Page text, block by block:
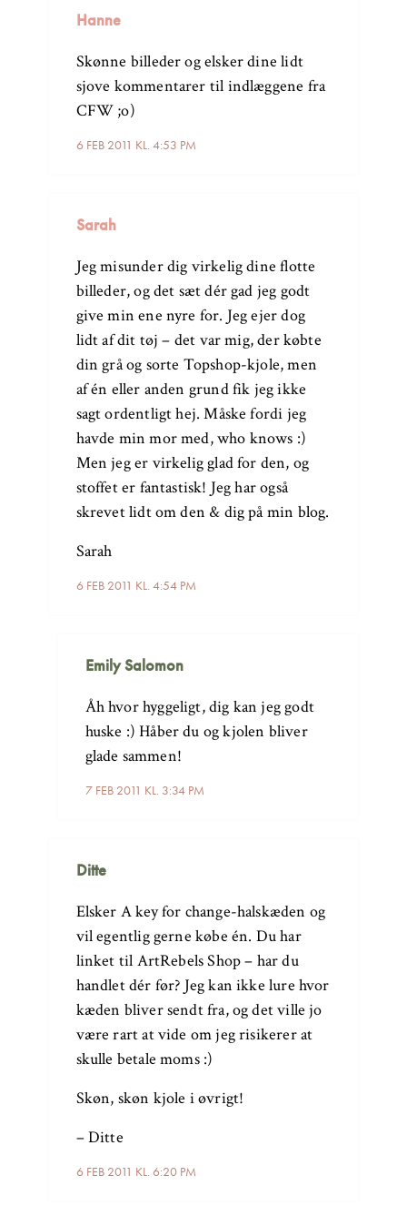
Hanne
6 FEB 2011 KL. 4:53 PM
Skønne billeder og elsker dine lidt
sjove kommentarer til indlæggene fra
CFW ;o)
Sarah
6 FEB 2011 KL. 4:54 PM
Jeg misunder dig virkelig dine flotte
billeder, og det sæt dér gad jeg godt
give min ene nyre for. Jeg ejer dog
lidt af dit tøj – det var mig, der købte
din grå og sorte Topshop-kjole, men
af én eller anden grund fik jeg ikke
sagt ordentligt hej. Måske fordi jeg
havde min mor med, who knows :)
Men jeg er virkelig glad for den, og
stoffet er fantastisk! Jeg har også
skrevet lidt om den & dig på min blog.
Sarah
Emily Salomon
7 FEB 2011 KL. 3:34 PM
Åh hvor hyggeligt, dig kan jeg godt
huske :) Håber du og kjolen bliver
glade sammen!
Ditte
6 FEB 2011 KL. 6:20 PM
Elsker A key for change-halskæden og
vil egentlig gerne købe én. Du har
linket til ArtRebels Shop – har du
handlet dér før? Jeg kan ikke lure hvor
kæden bliver sendt fra, og det ville jo
være rart at vide om jeg risikerer at
skulle betale moms :)
Skøn, skøn kjole i øvrigt!
– Ditte